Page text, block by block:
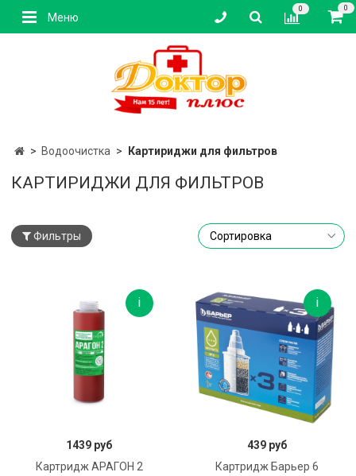
Меню
0 0
Водоочистка Картириджи для фильтров
КАРТИРИДЖИ ДЛЯ ФИЛЬТРОВ
Фильтры
1439 руб
В корзину
Картридж АРАГОН 2
439 руб
В корзину
Картридж Барьер 6